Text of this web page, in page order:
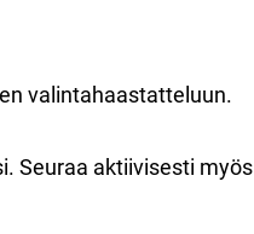
valintahaastatteluun.
Seuraa aktiivisesti myös